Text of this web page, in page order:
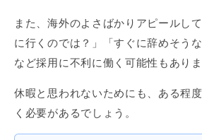
また、海外のよさばかりアピールし
に行くのでは？」「すぐに辞めそう
など採用に不利に働く可能性もありま
休暇と思われないためにも、ある程
く必要があるでしょう。